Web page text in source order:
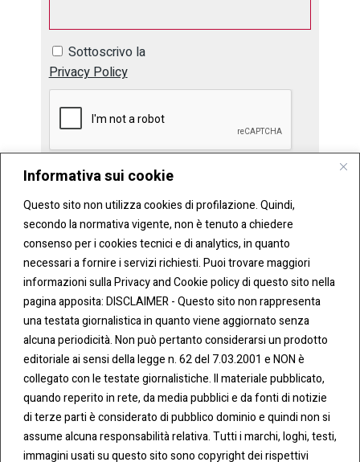
Informativa sui cookie
Questo sito non utilizza cookies di profilazione. Quindi,
secondo la normativa vigente, non è tenuto a chiedere
consenso per i cookies tecnici e di analytics, in quanto
necessari a fornire i servizi richiesti. Puoi trovare maggiori
informazioni sulla Privacy and Cookie policy di questo sito nella
pagina apposita: DISCLAIMER - Questo sito non rappresenta
una testata giornalistica in quanto viene aggiornato senza
alcuna periodicità. Non può pertanto considerarsi un prodotto
editoriale ai sensi della legge n. 62 del 7.03.2001 e NON è
collegato con le testate giornalistiche. Il materiale pubblicato,
quando reperito in rete, da media pubblici e da fonti di notizie
di terze parti è considerato di pubblico dominio e quindi non si
assume alcuna responsabilità relativa. Tutti i marchi, loghi, testi,
immagini usati su questo sito sono copyright dei rispettivi
Sottoscrivo la
Privacy Policy
CONT
ATTI
Tel:
0283438.482
Fax:
0283438.483
COO
KIE &
PRIV
ACY
Cookie
Policy
Privacy